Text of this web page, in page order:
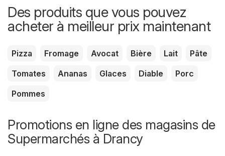
Des produits que vous pouvez
acheter à meilleur prix maintenant
Pizza Fromage Avocat Bière Lait
Pâte
Tomates
Ananas Glaces Diable
Porc
Pommes
Promotions en ligne des magasins de
Supermarchés à Drancy